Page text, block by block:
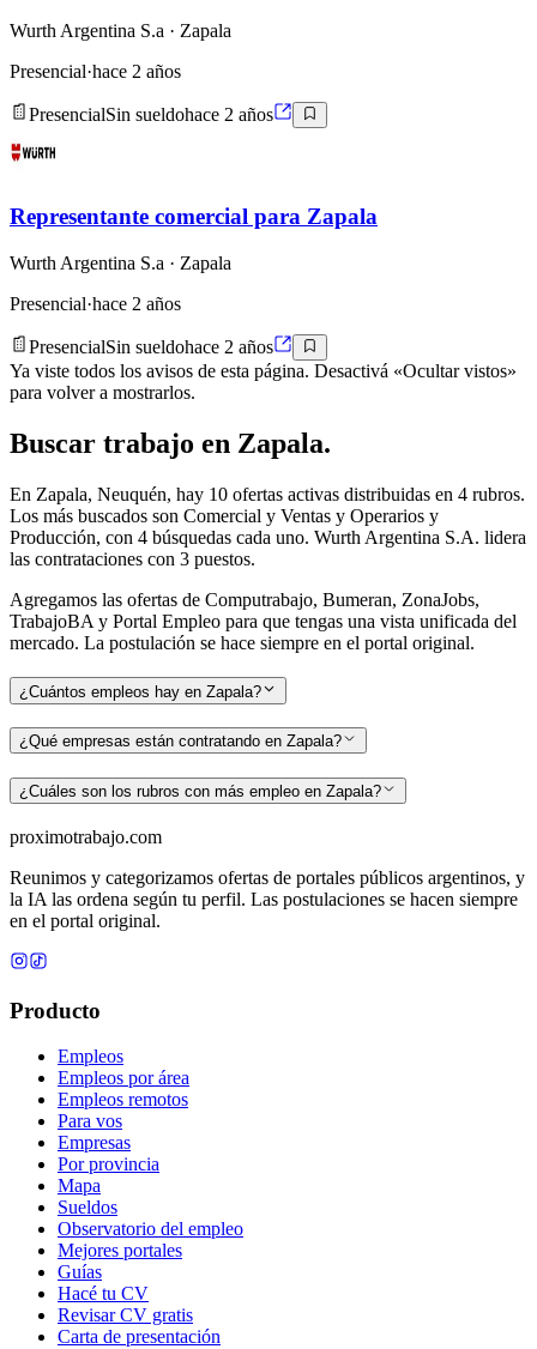
Wurth Argentina S.a · Zapala
Presencial·hace 2 años
PresencialSin sueldohace 2 años
Representante comercial para Zapala
Wurth Argentina S.a · Zapala
Presencial·hace 2 años
PresencialSin sueldohace 2 años
Ya viste todos los avisos de esta página. Desactivá «Ocultar vistos»
para volver a mostrarlos.
Buscar trabajo en Zapala.
En Zapala, Neuquén, hay 10 ofertas activas distribuidas en 4 rubros.
Los más buscados son Comercial y Ventas y Operarios y
Producción, con 4 búsquedas cada uno. Wurth Argentina S.A. lidera
las contrataciones con 3 puestos.
Agregamos las ofertas de Computrabajo, Bumeran, ZonaJobs,
TrabajoBA y Portal Empleo para que tengas una vista unificada del
mercado. La postulación se hace siempre en el portal original.
¿Cuántos empleos hay en Zapala?
¿Qué empresas están contratando en Zapala?
¿Cuáles son los rubros con más empleo en Zapala?
proximotrabajo.com
Reunimos y categorizamos ofertas de portales públicos argentinos, y
la IA las ordena según tu perfil. Las postulaciones se hacen siempre
en el portal original.
Producto
Empleos
Empleos por área
Empleos remotos
Para vos
Empresas
Por provincia
Mapa
Sueldos
Observatorio del empleo
Mejores portales
Guías
Hacé tu CV
Revisar CV gratis
Carta de presentación